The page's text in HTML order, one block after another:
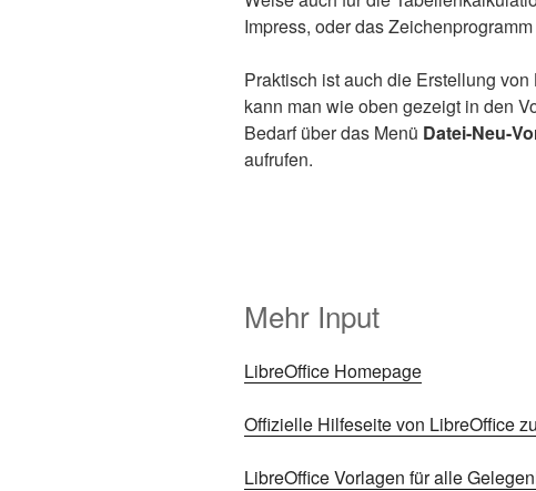
Impress, oder das
Prak­tisch ist auch die Erstel­lung
kann man wie oben gezeigt in den
Bedarf über das Menü Datei-Neu-
aufrufen.
Mehr Input
Libre­Of­fice Homepage
Offi­zi­el­le Hilf­e­sei­te von Libre­Of­fice
Libre­Of­fice Vor­la­gen für alle